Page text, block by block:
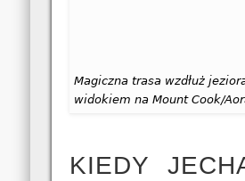
Magiczna trasa wzdłuż
widokiem na Mount Cook/
KIEDY